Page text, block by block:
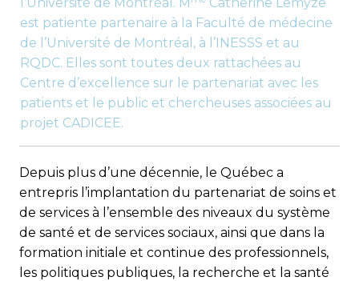
est patiente partenaire à la Faculté de médecine
de l’Université de Montréal, à l’INESSS et au
RQDC. Elles sont toutes deux rattachées au
Centre d’excellence sur le partenariat avec les
patients et le public et chercheuses associées au
projet CADICEE.
Depuis plus d’une décennie, le Québec a
entrepris l’implan­tation du partenariat de soins et
de services à l’ensemble des niveaux du système
de santé et de services sociaux, ainsi que dans la
formation initiale et continue des professionnels,
les politiques publiques, la recherche et la santé